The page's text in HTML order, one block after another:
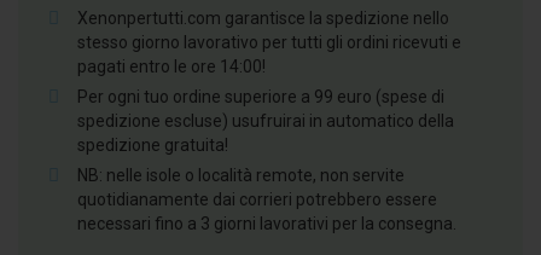
Xenonpertutti.com garantisce la spedizione nello
stesso giorno lavorativo per tutti gli ordini ricevuti e
pagati entro le ore 14:00!
Per ogni tuo ordine superiore a 99 euro (spese di
spedizione escluse) usufruirai in automatico della
spedizione gratuita!
NB: nelle isole o località remote, non servite
quotidianamente dai corrieri potrebbero essere
necessari fino a 3 giorni lavorativi per la consegna.